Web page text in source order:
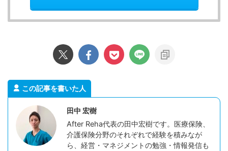
この記事を書いた人
田中 宏樹
After Reha代表の田中宏樹です。医療保険、
介護保険分野のそれぞれで経験を積みなが
ら、経営・マネジメントの勉強・情報発信も